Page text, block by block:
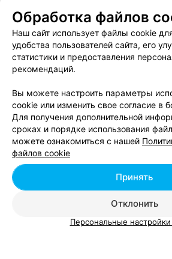
ПАРИКМАХЕРСКАЯ
Шик
Пинск, ул. Кирова, 38 до 20:00
Маникюр:Аппаратный маникюр,
маникюр, Запечатывание ногтей,
Мужской маникюр, Парафинотерапия,
покрытие ,Декоративное покрытие,
покрытие (роспись)
Аппаратный маникюр
Обработка файлов
Наш сайт использует файлы cookie
удобства пользователей сайта, его
статистики и предоставления
рекомендаций.
Вы можете настроить параметры
cookie или изменить свое согласие в
Для получения дополнительной
сроках и порядке использования
можете ознакомиться с нашей
файлов cookie
Отклонить
Принять
Персональные